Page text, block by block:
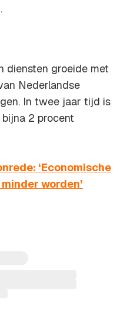
diensten groeide met
Nederlandse
In twee jaar tijd is
2 procent
‘Economische
worden’